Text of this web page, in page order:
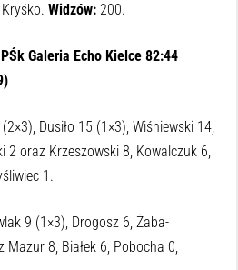
Widzów: 200.
Galeria Echo Kielce 82:44
Dusiło 15 (1×3), Wiśniewski 14,
2 oraz Krzeszowski 8, Kowalczuk 6,
1.
9 (1×3), Drogosz 6, Żaba-
Mazur 8, Białek 6, Pobocha 0,